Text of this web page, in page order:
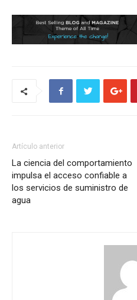
Artículo anterior
La ciencia del comportamiento
impulsa el acceso confiable a
los servicios de suministro de
agua